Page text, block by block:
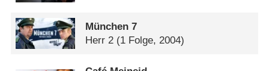
München 7
Herr 2 (1 Folge, 2004)